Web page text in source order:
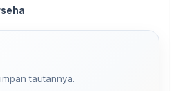
tautannya.